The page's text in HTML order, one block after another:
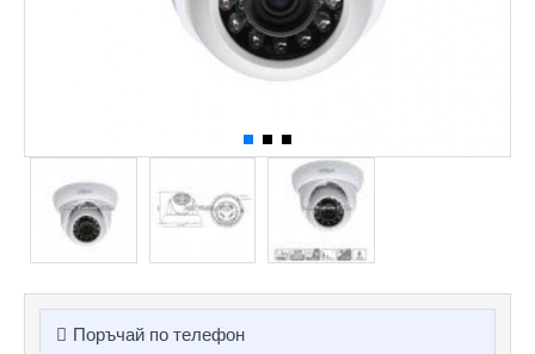
Поръчай по телефон